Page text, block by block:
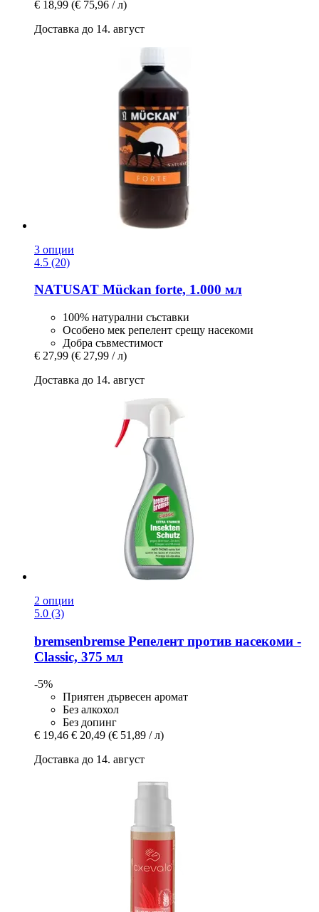
€ 18,99 (€ 75,96 / л)
Доставка до 14. август
3 опции
4.5 (20)
NATUSAT Mückan forte, 1.000 мл
100% натурални съставки
Особено мек репелент срещу насекоми
Добра съвместимост
€ 27,99 (€ 27,99 / л)
Доставка до 14. август
2 опции
5.0 (3)
bremsenbremse Репелент против насекоми -​
Classic, 375 мл
-5%
Приятен дървесен аромат
Без алкохол
Без допинг
€ 19,46 € 20,49 (€ 51,89 / л)
Доставка до 14. август